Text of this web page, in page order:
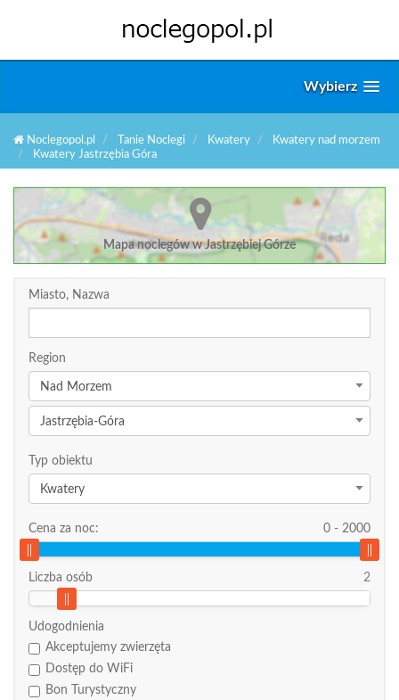
Wybierz
Noclegopol.pl Tanie Noclegi Kwatery
Kwatery nad morzem
Kwatery Jastrzębia Góra
Mapa noclegów w Jastrzębiej Górze
Miasto, Nazwa
Region
Nad Morzem
Jastrzębia-Góra
Typ obiektu
Kwatery
Cena za noc: 0 - 2000
Liczba osób 2
Udogodnienia
Akceptujemy zwierzęta
Dostęp do WiFi
Bon Turystyczny